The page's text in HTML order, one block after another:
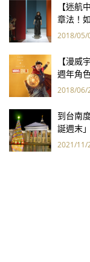
【迷航
章法！
2018/05/
【漫威
週年角
2018/06/
到台南
誕週末
2021/11/